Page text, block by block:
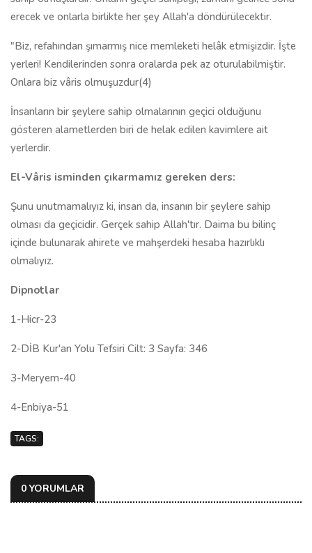
erecek ve onlarla birlikte her şey Allah'a döndürülecektir.
"Biz, refahından şımarmış nice memleketi helâk etmişizdir. İşte
yerleri! Kendilerinden sonra oralarda pek az oturulabilmiştir.
Onlara biz vâris olmuşuzdur(4)
İnsanların bir şeylere sahip olmalarının geçici olduğunu
gösteren alametlerden biri de helak edilen kavimlere ait
yerlerdir.
El-Vâris isminden çıkarmamız gereken ders:
Şunu unutmamalıyız ki, insan da, insanın bir şeylere sahip
olması da geçicidir. Gerçek sahip Allah'tır. Daima bu bilinç
içinde bulunarak ahirete ve mahşerdeki hesaba hazırlıklı
olmalıyız.
Dipnotlar
1-Hicr-23
2-DİB Kur'an Yolu Tefsiri Cilt: 3 Sayfa: 346
3-Meryem-40
4-Enbiya-51
TAGS:
0 YORUMLAR